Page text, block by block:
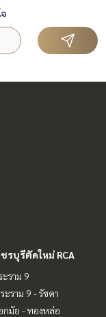
รบุรีตัดใหม่ RCA
ราม 9
ราม 9 - รัชดา
กมัย - ทองหล่อ